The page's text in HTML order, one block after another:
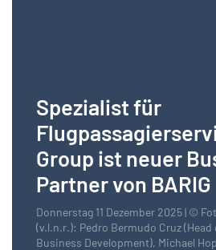
Spezialist für
Group ist neuer
Partner von BARIG
Donnerstag 11 Dezember 2025 | ©
(v.l.n.r.): Pedro Bermudo Cruz
Business Development), Michael